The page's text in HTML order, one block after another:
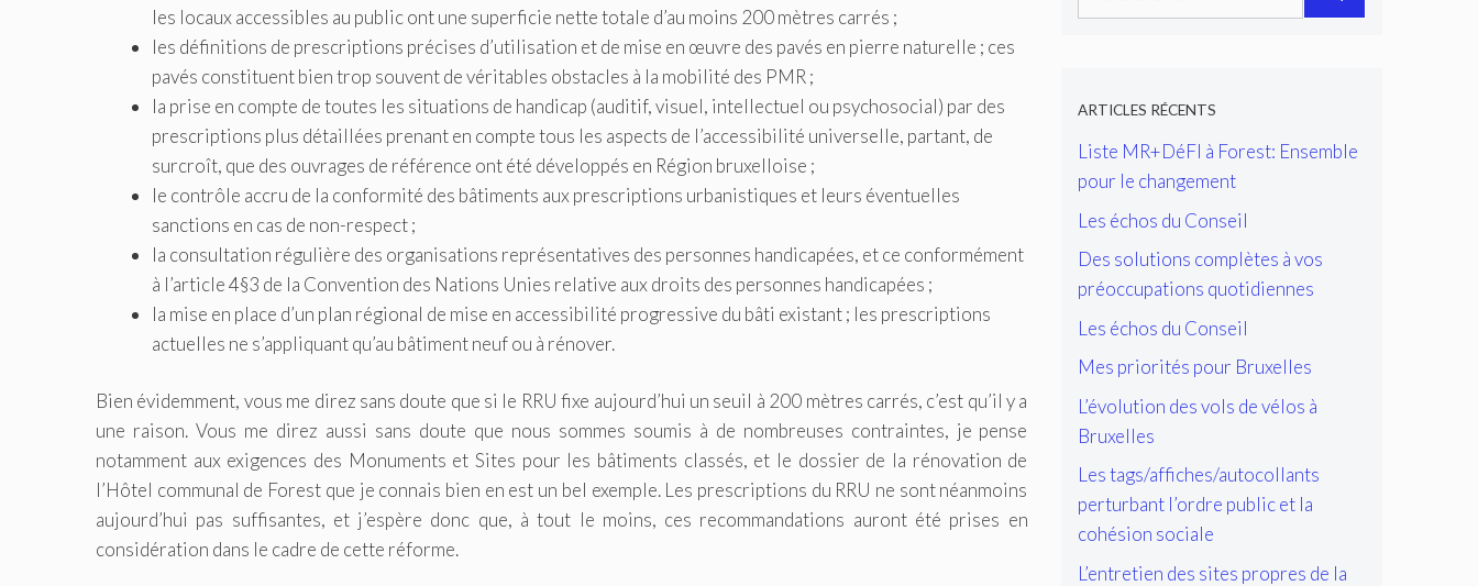
les locaux accessibles au public ont une superficie nette totale d’au moins 200 mètres carrés ;
les définitions de prescriptions précises d’utilisation et de mise en œuvre des pavés en pierre naturelle ; ces
pavés constituent bien trop souvent de véritables obstacles à la mobilité des PMR ;
la prise en compte de toutes les situations de handicap (auditif, visuel, intellectuel ou psychosocial) par des
prescriptions plus détaillées prenant en compte tous les aspects de l’accessibilité universelle, partant, de
surcroît, que des ouvrages de référence ont été développés en Région bruxelloise ;
le contrôle accru de la conformité des bâtiments aux prescriptions urbanistiques et leurs éventuelles
sanctions en cas de non-respect ;
la consultation régulière des organisations représentatives des personnes handicapées, et ce conformément
à l’article 4§3 de la Convention des Nations Unies relative aux droits des personnes handicapées ;
la mise en place d’un plan régional de mise en accessibilité progressive du bâti existant ; les prescriptions
actuelles ne s’appliquant qu’au bâtiment neuf ou à rénover.
Bien évidemment, vous me direz sans doute que si le RRU fixe aujourd’hui un seuil à 200 mètres carrés, c’est qu’il y a
une raison. Vous me direz aussi sans doute que nous sommes soumis à de nombreuses contraintes, je pense
notamment aux exigences des Monuments et Sites pour les bâtiments classés, et le dossier de la rénovation de
l’Hôtel communal de Forest que je connais bien en est un bel exemple. Les prescriptions du RRU ne sont néanmoins
aujourd’hui pas suffisantes, et j’espère donc que, à tout le moins, ces recommandations auront été prises en
considération dans le cadre de cette réforme.
ARTICLES RÉCENTS
Liste MR+DéFI à Forest: Ensemble
pour le changement
Les échos du Conseil
Des solutions complètes à vos
préoccupations quotidiennes
Les échos du Conseil
Mes priorités pour Bruxelles
L’évolution des vols de vélos à
Bruxelles
Les tags/affiches/autocollants
perturbant l’ordre public et la
cohésion sociale
L’entretien des sites propres de la